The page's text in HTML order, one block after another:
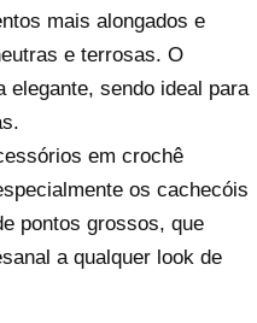
mais alongados e
e terrosas. O
elegante, sendo ideal para
em crochê
os cachecóis
pontos grossos, que
a qualquer look de